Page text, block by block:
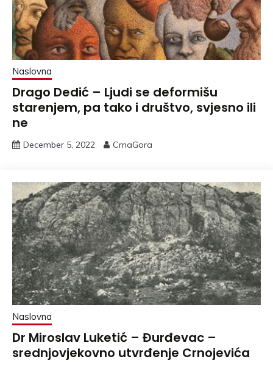
Naslovna
Drago Dedić – Ljudi se deformišu
starenjem, pa tako i društvo, svjesno ili
ne
December 5, 2022 CrnaGora
Naslovna
Dr Miroslav Luketić – Đurđevac –
srednjovjekovno utvrđenje Crnojevića